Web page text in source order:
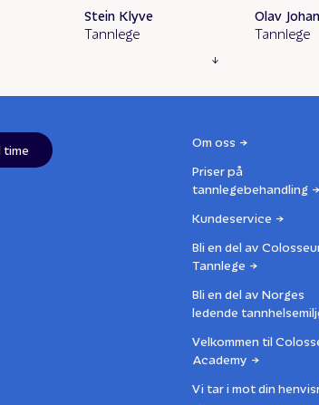
Stein Klyve
Tannlege
Olav
Tannlege
time
Om oss
Priser på
tannlegebehandling
Kundeservice
Bli en del av
Tannlege
Bli en del av Norges
ledende
Velkommen til
Academy
Vi tar i mot din